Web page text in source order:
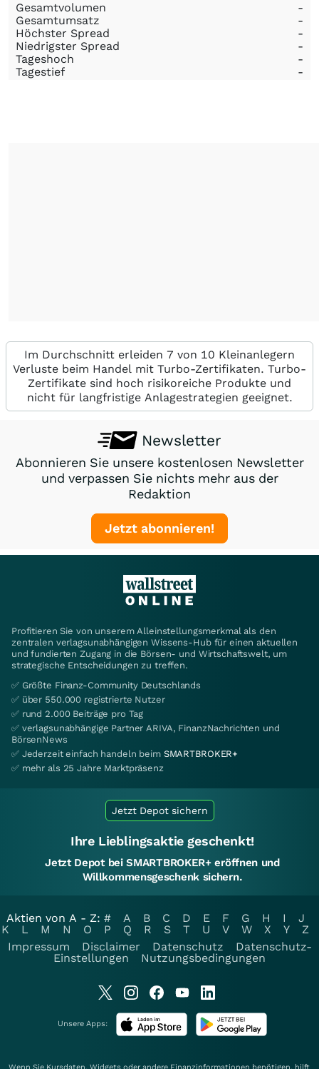
Gesamtvolumen
-
Gesamtumsatz
-
Höchster Spread
-
Niedrigster Spread
-
Tageshoch
-
Tagestief
-
Im Durchschnitt erleiden 7 von 10 Kleinanlegern
Verluste beim Handel mit Turbo-Zertifikaten. Turbo-
Zertifikate sind hoch risikoreiche Produkte und
nicht für langfristige Anlagestrategien geeignet.
Newsletter
Abonnieren Sie unsere kostenlosen Newsletter
und verpassen Sie nichts mehr aus der
Redaktion
Jetzt abonnieren!
Profitieren Sie von unserem Alleinstellungsmerkmal als den
zentralen verlagsunabhängigen Wissens-Hub für einen aktuellen
und fundierten Zugang in die Börsen- und Wirtschaftswelt, um
strategische Entscheidungen zu treffen.
✅ Größte Finanz-Community Deutschlands
✅ über 550.000 registrierte Nutzer
✅ rund 2.000 Beiträge pro Tag
✅ verlagsunabhängige Partner ARIVA, FinanzNachrichten und
BörsenNews
✅ Jederzeit einfach handeln beim SMARTBROKER+
✅ mehr als 25 Jahre Marktpräsenz
Jetzt Depot sichern
Ihre Lieblingsaktie geschenkt!
Jetzt Depot bei SMARTBROKER+ eröffnen und
Willkommensgeschenk sichern.
Aktien von A - Z: # A B C D E F G H I
J
K
L M N O P Q R S T U V W X Y
Z
Impressum
Disclaimer Datenschutz
Datenschutz-
Einstellungen
Nutzungsbedingungen
Unsere Apps: